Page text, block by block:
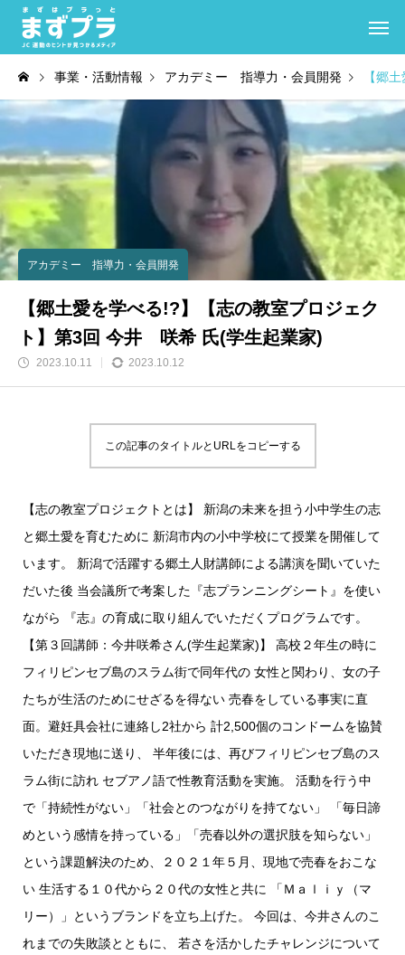
事業・活動情報 アカデミー 指導力・会員開発 【郷
アカデミー 指導力・会員開発
【郷土愛を学べる!?】【志の教室プロジェク
ト】第3回 今井 咲希 氏(学生起業家)
2023.10.11 2023.10.12
この記事のタイトルとURLをコピーする
【志の教室プロジェクトとは】 新潟の未来を担う小中学生の志
と郷土愛を育むために 新潟市内の小中学校にて授業を開催して
います。 新潟で活躍する郷土人財講師による講演を聞いていた
だいた後 当会議所で考案した『志プランニングシート』を使い
ながら 『志』の育成に取り組んでいただくプログラムです。
【第３回講師：今井咲希さん(学生起業家)】 高校２年生の時に
フィリピンセブ島のスラム街で同年代の 女性と関わり、女の子
たちが生活のためにせざるを得ない 売春をしている事実に直
面。避妊具会社に連絡し2社から 計2,500個のコンドームを協賛
いただき現地に送り、 半年後には、再びフィリピンセブ島のス
ラム街に訪れ セブアノ語で性教育活動を実施。 活動を行う中
で「持続性がない」「社会とのつながりを持てない」 「毎日諦
めという感情を持っている」「売春以外の選択肢を知らない」
という課題解決のため、２０２１年５月、現地で売春をおこな
い 生活する１０代から２０代の女性と共に 「Ｍａｌｉｙ（マ
リー）」というブランドを立ち上げた。 今回は、今井さんのこ
れまでの失敗談とともに、 若さを活かしたチャレンジについて